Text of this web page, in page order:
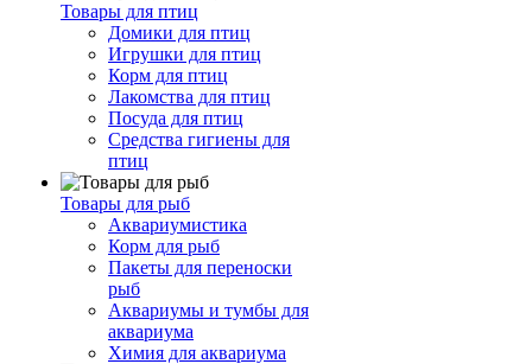
Товары для птиц
Домики для птиц
Игрушки для птиц
Корм для птиц
Лакомства для птиц
Посуда для птиц
Средства гигиены для
птиц
Товары для рыб
Аквариумистика
Корм для рыб
Пакеты для переноски
рыб
Аквариумы и тумбы для
аквариума
Химия для аквариума